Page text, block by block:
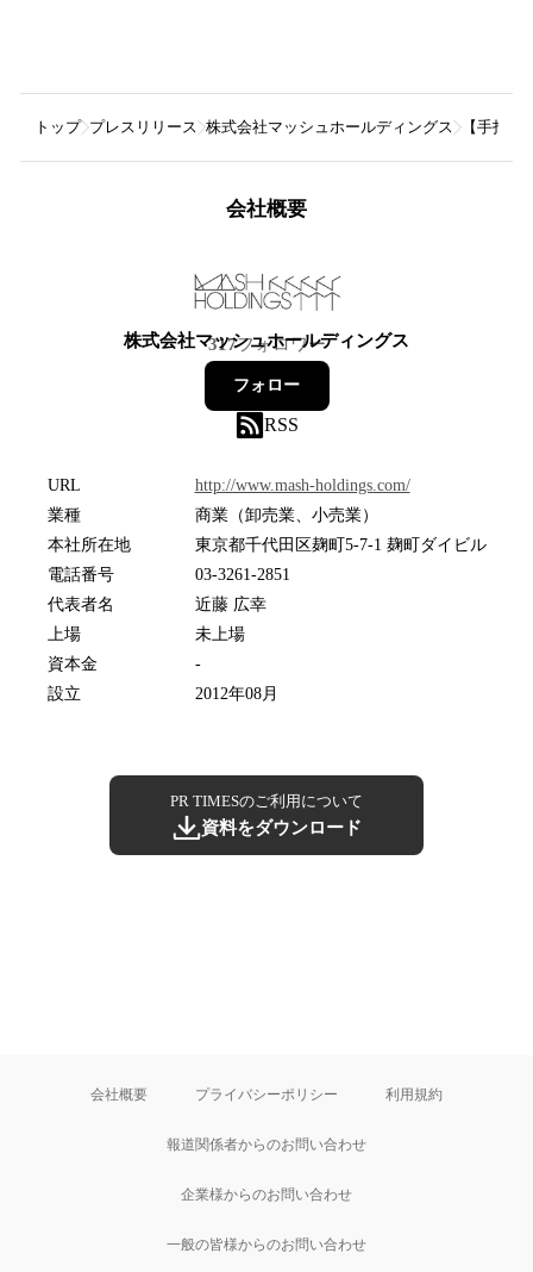
トップ プレスリリース 株式会社マッシュホールディングス 【手打
会社概要
株式会社マッシュホールディングス
317フォロワー
フォロー
RSS
URL
http://www.mash-holdings.com/
業種
商業（卸売業、小売業）
本社所在地
東京都千代田区麹町5-7-1 麹町ダイビル
電話番号
03-3261-2851
代表者名
近藤 広幸
上場
未上場
資本金
-
設立
2012年08月
PR TIMESのご利用について
資料をダウンロード
会社概要 プライバシーポリシー 利用規約
報道関係者からのお問い合わせ
企業様からのお問い合わせ
一般の皆様からのお問い合わせ